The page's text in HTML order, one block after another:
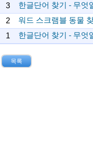
3
한글단어 찾기 - 무엇
2
워드 스크램블 동물
1
한글단어 찾기 - 무엇
목록